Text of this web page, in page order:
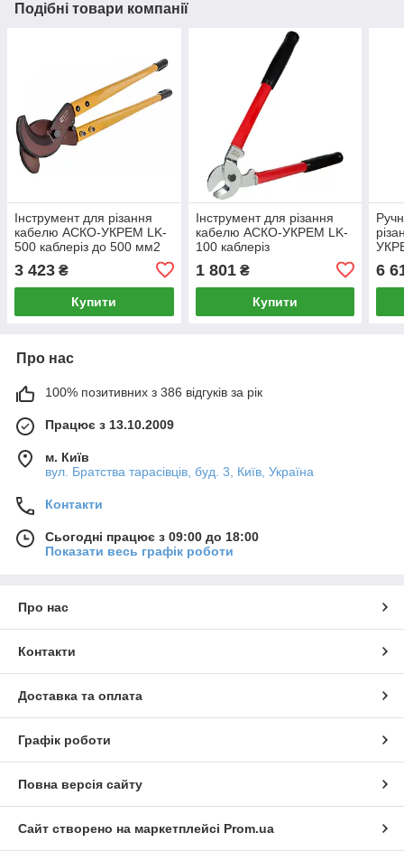
Подібні товари компанії
Інструмент для різання
кабелю АСКО-УКРЕМ LK-
500 каблеріз до 500 мм2
3 423 ₴
Купити
Інструмент для різання
кабелю АСКО-УКРЕМ LK-
100 каблеріз
1 801₴
Купити
6
Про нас
100% позитивних з 386 відгуків за рік
Працює з 13.10.2009
м. Київ
вул. Братства тарасівців, буд. 3, Київ, Україна
Контакти
Сьогодні працює з 09:00 до 18:00
Показати весь графік роботи
Про нас
Контакти
Доставка та оплата
Графік роботи
Повна версія сайту
Сайт створено на маркетплейсі Prom.ua